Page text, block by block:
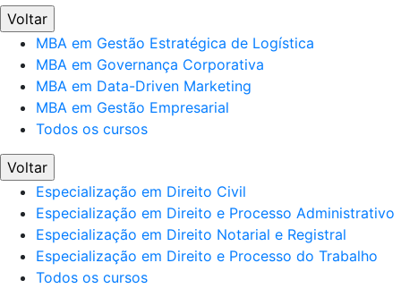
Voltar
MBA em Gestão Estratégica de Logística
MBA em Governança Corporativa
MBA em Data-Driven Marketing
MBA em Gestão Empresarial
Todos os cursos
Voltar
Especialização em Direito Civil
Especialização em Direito e Processo Administrativo
Especialização em Direito Notarial e Registral
Especialização em Direito e Processo do Trabalho
Todos os cursos